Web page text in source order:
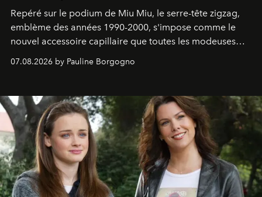
Repéré sur le podium de Miu Miu, le serre-tête zigzag,
emblème des années 1990-2000, s'impose comme le
nouvel accessoire capillaire que toutes les modeuses
07.08.2026 by Pauline Borgogno